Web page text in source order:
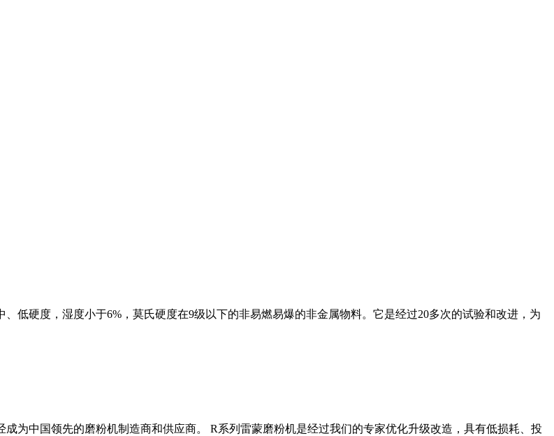
低硬度，湿度小于6%，莫氏硬度在9级以下的非易燃易爆的非金属物料。它是经过20多次的试验和改进，为
为中国领先的磨粉机制造商和供应商。 R系列雷蒙磨粉机是经过我们的专家优化升级改造，具有低损耗、投